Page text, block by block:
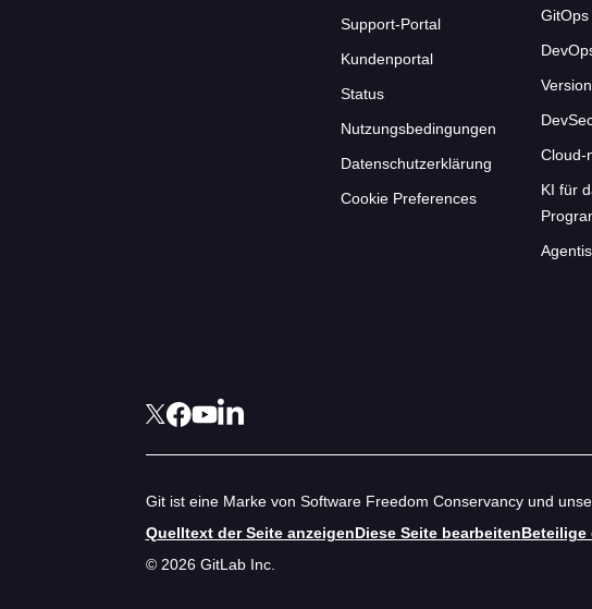
Support-Portal
Kundenportal
Status
Nutzungsbedingungen
Datenschutzerklärung
Cookie Preferences
GitOps
Cloud-
KI für
Git ist eine Marke von Software Freedom Conservancy und
Quelltext der Seite anzeigenDiese Seite bearbeitenBeteilige
© 2026 GitLab Inc.